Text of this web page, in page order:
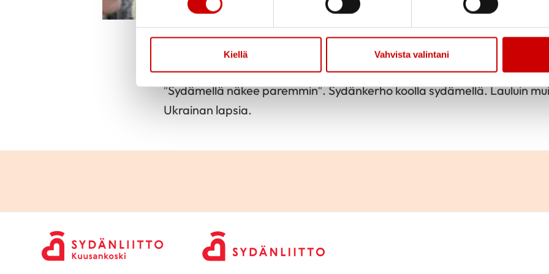
Kiellä Vahvista valintani
Liisa kuva ja teksti
Julkaistu 3.10.2023
”Sydämellä näkee paremmin”. Sydänkerho koolla sydämellä. Lauluin
Ukrainan lapsia.